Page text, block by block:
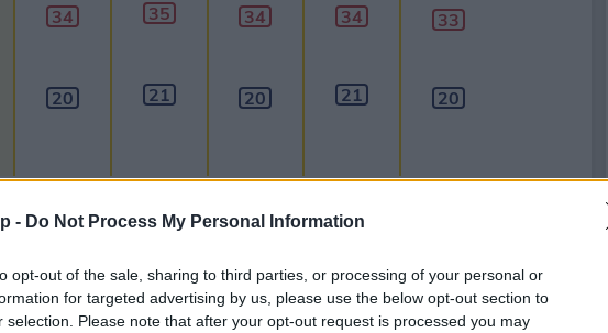
- Do Not Process My Personal Information
opt-out of the sale, sharing to third parties, or processing of your personal or
for targeted advertising by us, please use the below opt-out section to
selection. Please note that after your opt-out request is processed you may
34
20
35
21
34
20
34
21
33
20